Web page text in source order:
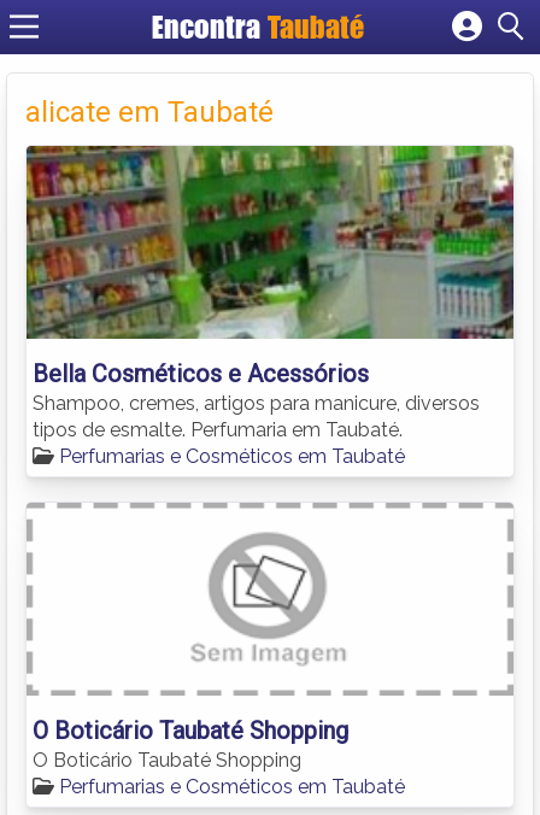
EncontraTaubaté
Cadastrar empresa
Criar conta
alicate em Taubaté
Bella Cosméticos e Acessórios
Shampoo, cremes, artigos para manicure, diversos
tipos de esmalte. Perfumaria em Taubaté.
Perfumarias e Cosméticos em Taubaté
O Boticário Taubaté Shopping
O Boticário Taubaté Shopping
Perfumarias e Cosméticos em Taubaté